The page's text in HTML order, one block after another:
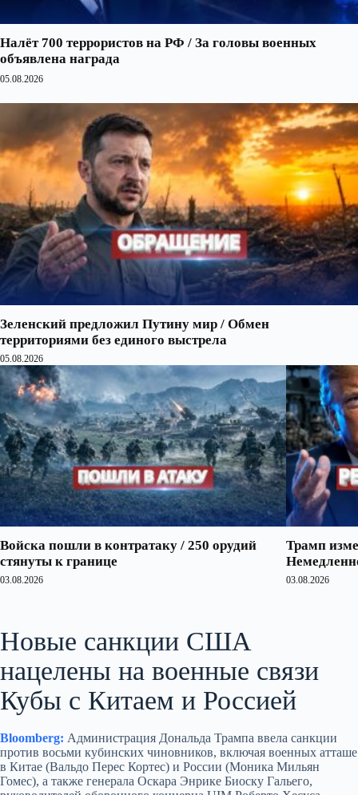
Налёт 700 террористов на РФ / За головы военных
объявлена награда
05.08.2026
Зеленский предложил Путину мир / Обмен
территориями без единого выстрела
05.08.2026
Войска пошли в контратаку / 250 орудий
стянуты к границе
03.08.2026
Трамп
03.08.2026
Новые санкции США
нацелены на военные связи
Кубы с Китаем и Россией
Bloomberg: Администрация Дональда Трампа ввела санкции
против восьми кубинских чиновников, включая военных атташе
в Китае (Вальдо Перес Кортес) и России (Моника Мильян
Гомес), а также генерала Оскара Энрике Биоску Гальего,